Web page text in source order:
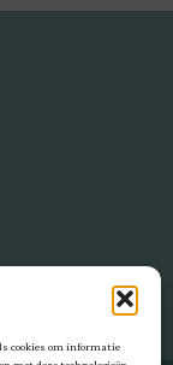
cookies om informatie